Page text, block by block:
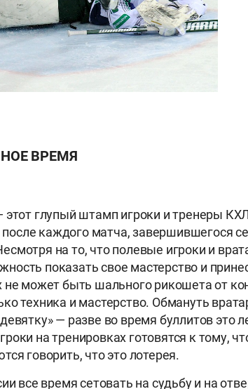
ВРЕМЯ
этот глупый штамп игроки и тренеры
каждого матча, завершившегося
на то, что полевые игроки и
показать свое мастерство и
не может быть шального рикошета от
техника и мастерство. Обмануть
— разве во время буллитов это
на тренировках готовятся к тому,
говорить, что это лотерея.
все время сетовать на судьбу и на